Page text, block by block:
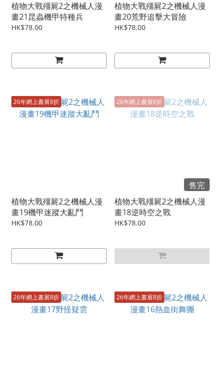
植物大戰殭屍2之機械人漫
畫21昆蟲機甲特種兵
HK$78.00
植物大戰殭屍2之機械人漫
畫20荒野追擊大冒險
HK$78.00
26年網上書展8折
植物大戰殭屍2之機械人漫
畫19機甲迷蹤大亂鬥
HK$78.00
26年網上書展8折
售完
植物大戰殭屍2之機械人漫
畫18逆時空之戰
HK$78.00
26年網上書展8折 26年網上書展8折